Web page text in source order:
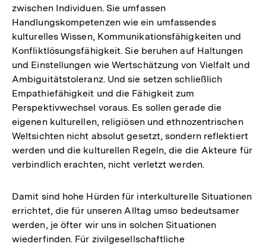
zwischen Individuen. Sie umfassen
Handlungskompetenzen wie ein umfassendes
kulturelles Wissen, Kommunikationsfähigkeiten und
Konfliktlösungsfähigkeit. Sie beruhen auf Haltungen
und Einstellungen wie Wertschätzung von Vielfalt und
Ambiguitätstoleranz. Und sie setzen schließlich
Empathiefähigkeit und die Fähigkeit zum
Perspektivwechsel voraus. Es sollen gerade die
eigenen kulturellen, religiösen und ethnozentrischen
Weltsichten nicht absolut gesetzt, sondern reflektiert
werden und die kulturellen Regeln, die die Akteure für
verbindlich erachten, nicht verletzt werden.
Damit sind hohe Hürden für interkulturelle Situationen
errichtet, die für unseren Alltag umso bedeutsamer
werden, je öfter wir uns in solchen Situationen
wiederfinden. Für zivilgesellschaftliche